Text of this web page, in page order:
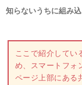
知らないうちに組み
ここで紹介してい
め、スマートフォ
ページ上部にある